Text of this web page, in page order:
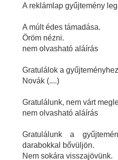
A reklámlap gyűjtemény
A múlt édes támadása.
Öröm nézni.
nem olvasható aláírás
Gratulálok a
Novák (....)
Gratulálunk, nem várt
nem olvasható aláírás
Gratulálunk a
darabokkal bővüljön.
Nem sokára visszajövünk.